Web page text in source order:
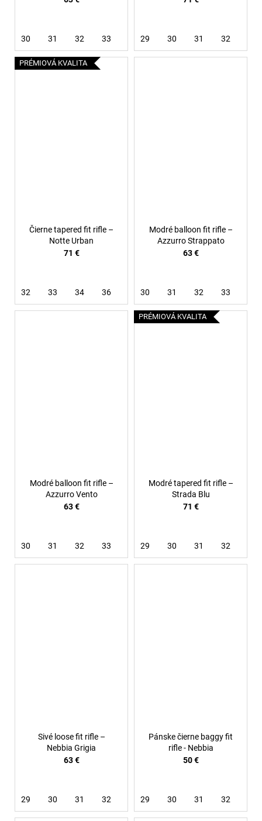
30 31 32 33 29 30 31 32
PRÉMIOVÁ KVALITA
Čierne tapered fit rifle –
Notte Urban
71 €
32 33 34 36
Modré balloon fit rifle –
Azzurro Strappato
63 €
30 31 32 33
Modré balloon fit rifle –
Azzurro Vento
63 €
30 31 32 33
PRÉMIOVÁ KVALITA
Modré tapered fit rifle –
Strada Blu
71 €
29 30 31 32
Sivé loose fit rifle –
Nebbia Grigia
63 €
29 30 31 32
Pánske čierne baggy fit
rifle - Nebbia
50 €
29 30 31 32